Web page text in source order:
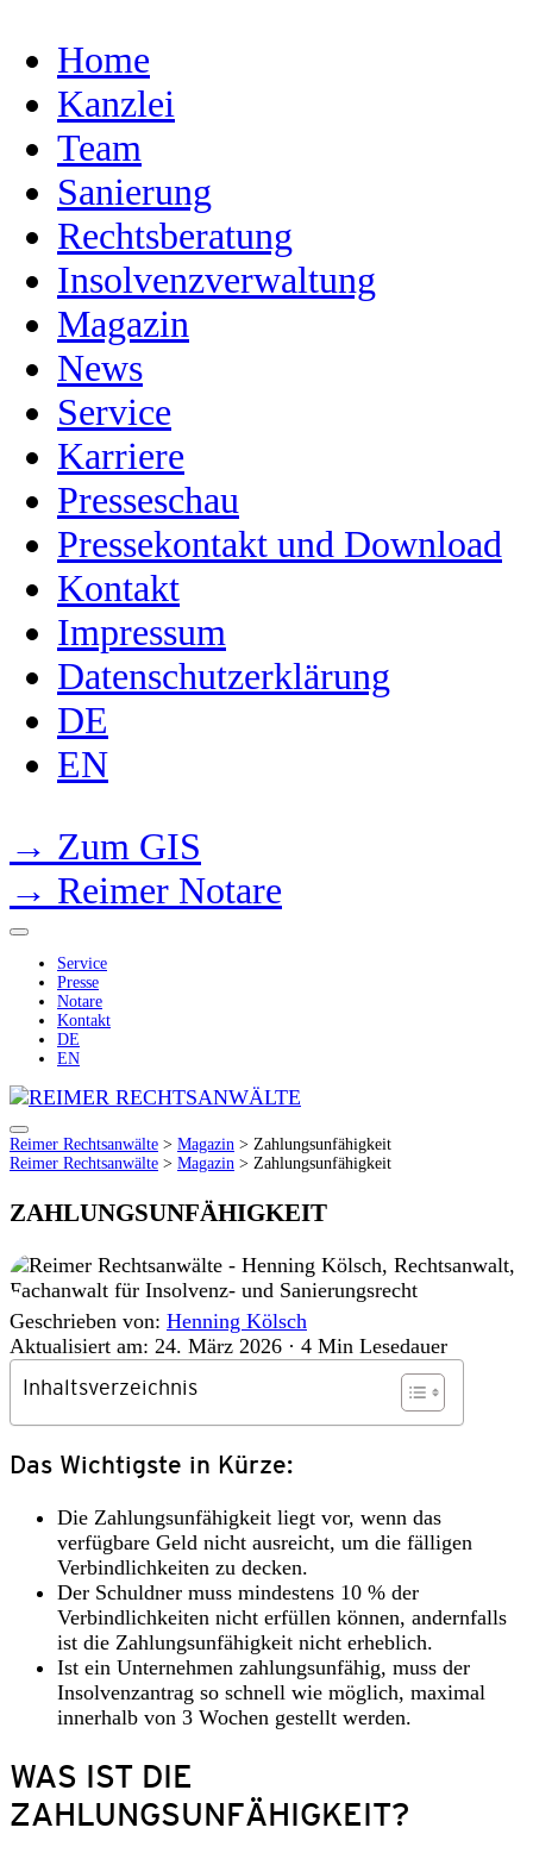
Home
Kanzlei
Team
Sanierung
Rechtsberatung
Insolvenzverwaltung
Magazin
News
Service
Karriere
Presseschau
Pressekontakt und Download
Kontakt
Impressum
Datenschutzerklärung
DE
EN
→ Zum GIS
→ Reimer Notare
Service
Presse
Notare
Kontakt
DE
EN
Reimer Rechtsanwälte > Magazin > Zahlungsunfähigkeit
Reimer Rechtsanwälte > Magazin > Zahlungsunfähigkeit
ZAHLUNGSUNFÄHIGKEIT
Geschrieben von: Henning Kölsch
Aktualisiert am: 24. März 2026 · 4 Min Lesedauer
Inhaltsverzeichnis
Das Wichtigste in Kürze:
Die Zahlungsunfähigkeit liegt vor, wenn das
verfügbare Geld nicht ausreicht, um die fälligen
Verbindlichkeiten zu decken.
Der Schuldner muss mindestens 10 % der
Verbindlichkeiten nicht erfüllen können, andernfalls
ist die Zahlungsunfähigkeit nicht erheblich.
Ist ein Unternehmen zahlungsunfähig, muss der
Insolvenzantrag so schnell wie möglich, maximal
innerhalb von 3 Wochen gestellt werden.
WAS IST DIE
ZAHLUNGSUNFÄHIGKEIT?